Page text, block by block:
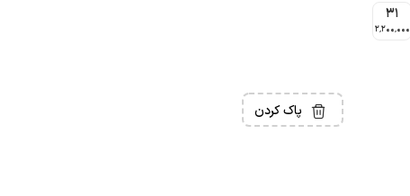
31
2٬200٬000
پاک کردن